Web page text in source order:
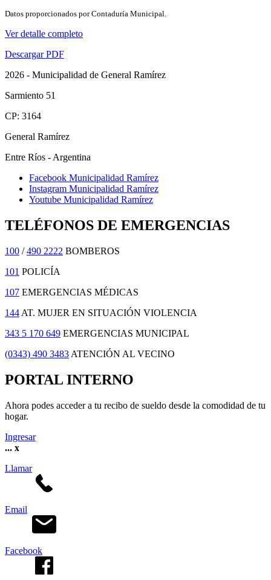
Datos proporcionados por Contaduría Municipal.
Ver detalle completo
Descargar PDF
2026 - Municipalidad de General Ramírez
Sarmiento 51
CP: 3164
General Ramírez
Entre Ríos - Argentina
Facebook Municipalidad Ramírez
Instagram Municipalidad Ramírez
Youtube Municipalidad Ramírez
TELÉFONOS DE EMERGENCIAS
100 /490 2222 BOMBEROS
101 POLICÍA
107 EMERGENCIAS MÉDICAS
144 AT. MUJER EN SITUACIÓN VIOLENCIA
343 5 170 649 EMERGENCIAS MUNICIPAL
(0343) 490 3483 ATENCIÓN AL VECINO
PORTAL INTERNO
Ahora podes acceder a tu recibo de sueldo desde la comodidad de tu
hogar.
Ingresar
... x
Llamar
Email
Facebook